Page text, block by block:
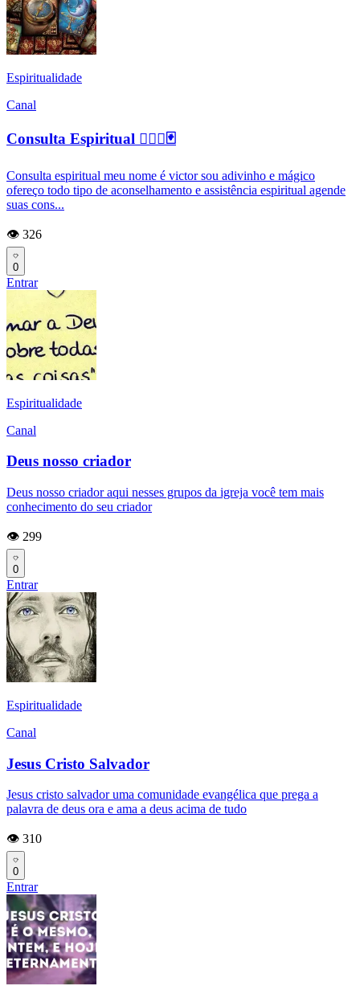
Espiritualidade
Canal
Consulta Espiritual 🧙🏻‍♂️🃏
Consulta espiritual meu nome é victor sou adivinho e mágico
ofereço todo tipo de aconselhamento e assistência espiritual agende
suas cons...
👁️ 326
0
Entrar
Espiritualidade
Canal
Deus nosso criador
Deus nosso criador aqui nesses grupos da igreja você tem mais
conhecimento do seu criador
👁️ 299
0
Entrar
Espiritualidade
Canal
Jesus Cristo Salvador
Jesus cristo salvador uma comunidade evangélica que prega a
palavra de deus ora e ama a deus acima de tudo
👁️ 310
0
Entrar